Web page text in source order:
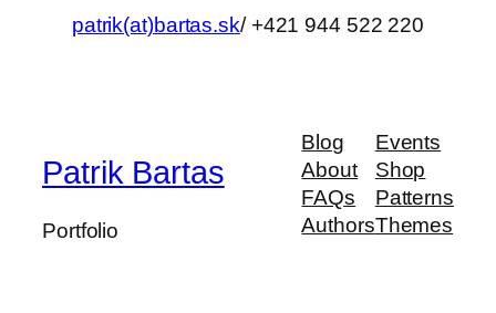
patrik(at)bartas.sk/ +421 944 522 220
Patrik Bartas
Portfolio
Blog
About
FAQs
Authors
Events
Shop
Patterns
Themes